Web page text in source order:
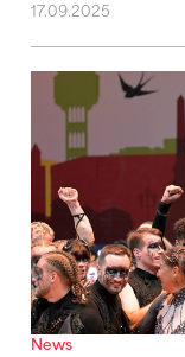
17.09.2025
News
Schweizer